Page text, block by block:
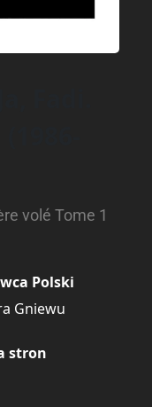
volé Tome 1
Polski
Gniewu
stron